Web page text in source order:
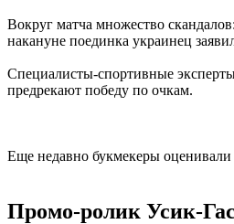
Вокруг матча множество
накануне поединка украинец
Специалисты-спортивные
предрекают победу по очкам.
Еще недавно букмекеры
Промо-ролик Усик-